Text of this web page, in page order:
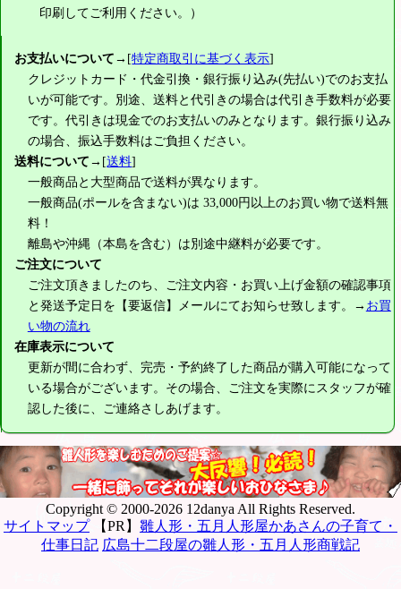
印刷してご利用ください。）
お支払いについて→[特定商取引に基づく表示]
クレジットカード・代金引換・銀行振り込み(先払い)でのお支払
いが可能です。別途、送料と代引きの場合は代引き手数料が必要
です。代引きは現金でのお支払いのみとなります。銀行振り込み
の場合、振込手数料はご負担ください。
送料について→[送料]
一般商品と大型商品で送料が異なります。
一般商品(ポールを含まない)は 33,000円以上のお買い物で送料無
料！
離島や沖縄（本島を含む）は別途中継料が必要です。
ご注文について
ご注文頂きましたのち、ご注文内容・お買い上げ金額の確認事項
と発送予定日を【要返信】メールにてお知らせ致します。→ お買
い物の流れ
在庫表示について
更新が間に合わず、完売・予約終了した商品が購入可能になって
いる場合がございます。その場合、ご注文を実際にスタッフが確
認した後に、ご連絡さしあげます。
Copyright © 2000-2026 12danya All Rights Reserved.
サイトマップ
【PR】 雛人形・五月人形屋かあさんの子育て・
仕事日記 広島十二段屋の雛人形・五月人形商戦記